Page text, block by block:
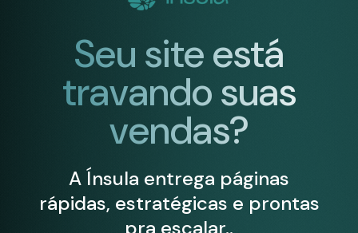
Seu site está
travando suas
vendas?
A Ínsula entrega páginas
rápidas, estratégicas e prontas
pra escalar..